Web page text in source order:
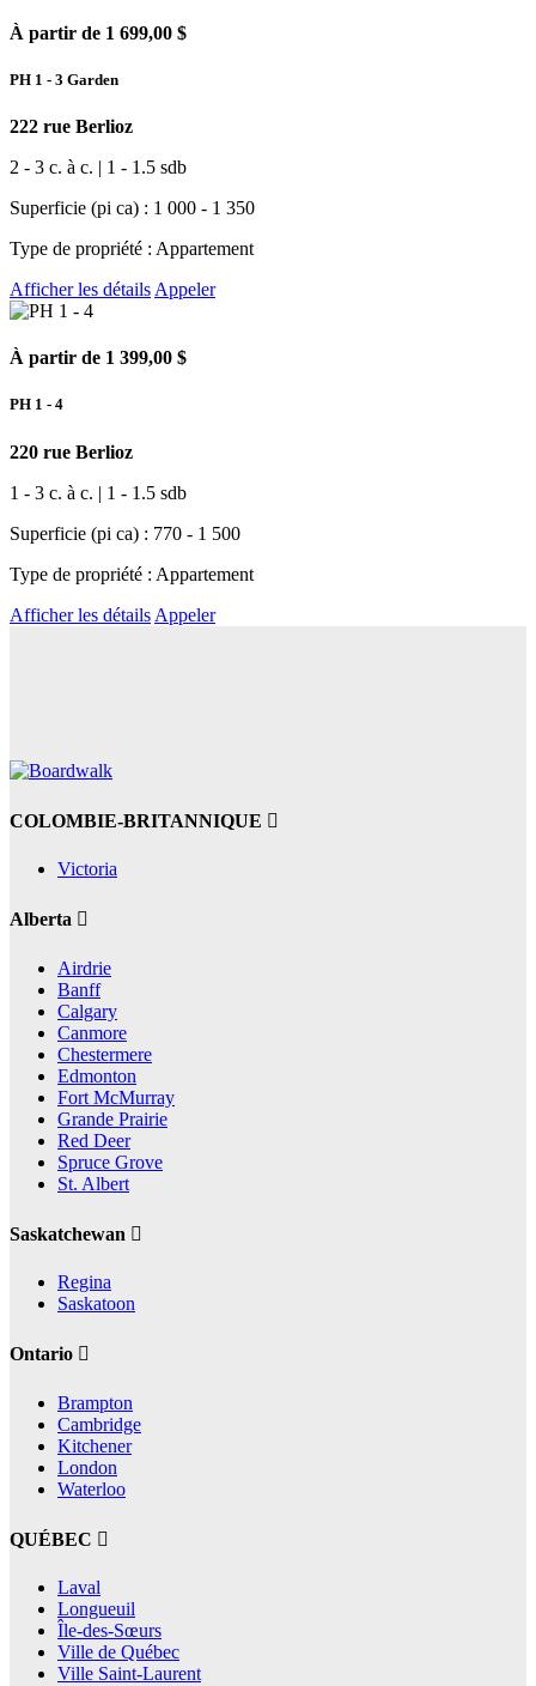
À partir de 1 699,00 $
PH 1 - 3 Garden
222 rue Berlioz
2 - 3 c. à c. | 1 - 1.5 sdb
Superficie (pi ca) : 1 000 - 1 350
Type de propriété : Appartement
Afficher les détails Appeler
À partir de 1 399,00 $
PH 1 - 4
220 rue Berlioz
1 - 3 c. à c. | 1 - 1.5 sdb
Superficie (pi ca) : 770 - 1 500
Type de propriété : Appartement
Afficher les détails Appeler
COLOMBIE-BRITANNIQUE
Victoria
Alberta
Airdrie
Banff
Calgary
Canmore
Chestermere
Edmonton
Fort McMurray
Grande Prairie
Red Deer
Spruce Grove
St. Albert
Saskatchewan
Regina
Saskatoon
Ontario
Brampton
Cambridge
Kitchener
London
Waterloo
QUÉBEC
Laval
Longueuil
Île-des-Sœurs
Ville de Québec
Ville Saint-Laurent